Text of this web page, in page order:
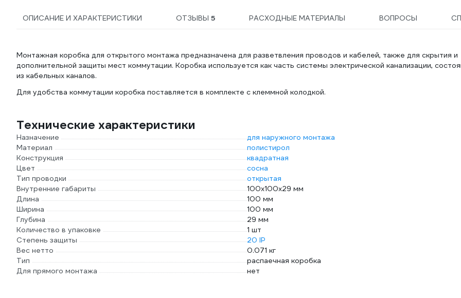
ОПИСАНИЕ И ХАРАКТЕРИСТИКИ ОТЗЫВЫ 5 РАСХОДНЫЕ МАТЕРИАЛЫ ВОПРОСЫ
Монтажная коробка для открытого монтажа предназначена для разветвления проводов и кабелей, также для скрытия и
дополнительной защиты мест коммутации. Коробка используется как часть системы электрической канализации,
из кабельных каналов.
Для удобства коммутации коробка поставляется в комплекте с клеммной колодкой.
Технические характеристики
Назначение
для наружного монтажа
Материал
полистирол
Конструкция
квадратная
Цвет
сосна
Тип проводки
открытая
Внутренние габариты
100x100x29 мм
Длина
100 мм
Ширина
100 мм
Глубина
29 мм
Количество в упаковке
1 шт
Степень защиты
20 IP
Вес нетто
0.071 кг
Тип
распаечная коробка
Для прямого монтажа
нет